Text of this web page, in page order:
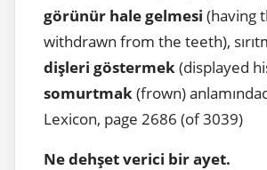
görünür hale gelmesi (having
withdrawn from the teeth),
dişleri göstermek(displayed
somurtmak(frown)
Lexicon, page 2686 (of 3039)
Ne dehşet verici bir ayet.